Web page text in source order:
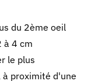
du 2ème oeil
à 4 cm
le plus
proximité d'une